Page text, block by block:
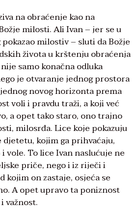
na obraćenje kao na
milosti. Ali Ivan – jer se u
milostiv – sluti da Božje
života u krštenju obraćenja
samo konačna odluka
je otvaranje jednog prostora
novog horizonta prema
voli i pravdu traži, a koji već
a opet tako staro, ono trajno
milosrđa. Lice koje pokazuju
djetetu, kojim ga prihvaćaju,
vole. To lice Ivan naslućuje ne
priče, nego i iz riječi i
kojim on zastaje, osjeća se
A opet upravo ta poniznost
važnost.